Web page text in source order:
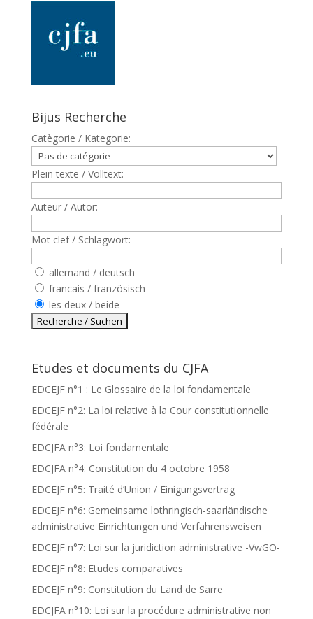
Bijus Recherche
Catègorie / Kategorie:
Plein texte / Volltext:
Auteur / Autor:
Mot clef / Schlagwort:
allemand / deutsch
francais / französisch
les deux / beide
Etudes et documents du CJFA
EDCEJF n°1 : Le Glossaire de la loi fondamentale
EDCEJF n°2: La loi relative à la Cour constitutionnelle
fédérale
EDCJFA n°3: Loi fondamentale
EDCJFA n°4: Constitution du 4 octobre 1958
EDCEJF n°5: Traité d’Union / Einigungsvertrag
EDCEJF n°6: Gemeinsame lothringisch-saarländische
administrative Einrichtungen und Verfahrensweisen
EDCEJF n°7: Loi sur la juridiction administrative -VwGO-
EDCEJF n°8: Etudes comparatives
EDCEJF n°9: Constitution du Land de Sarre
EDCJFA n°10: Loi sur la procédure administrative non